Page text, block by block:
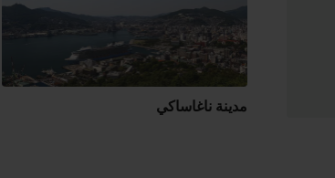
مدينة ناغاساكي